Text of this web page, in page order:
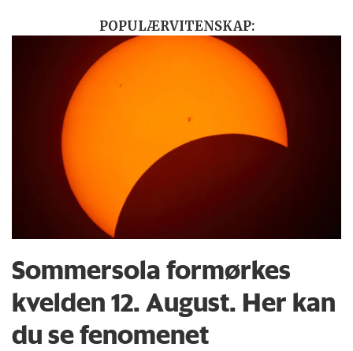
POPULÆRVITENSKAP:
Sommersola formørkes
kvelden 12. August. Her kan
du se fenomenet